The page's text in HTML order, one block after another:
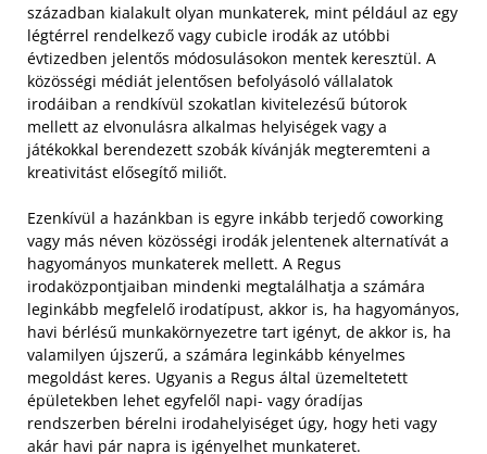
században kialakult olyan munkaterek, mint például az egy
légtérrel rendelkező vagy cubicle irodák az utóbbi
évtizedben jelentős módosulásokon mentek keresztül. A
közösségi médiát jelentősen befolyásoló vállalatok
irodáiban a rendkívül szokatlan kivitelezésű bútorok
mellett az elvonulásra alkalmas helyiségek vagy a
játékokkal berendezett szobák kívánják megteremteni a
kreativitást elősegítő miliőt.
Ezenkívül a hazánkban is egyre inkább terjedő coworking
vagy más néven közösségi irodák jelentenek alternatívát a
hagyományos munkaterek mellett. A Regus
irodaközpontjaiban mindenki megtalálhatja a számára
leginkább megfelelő irodatípust, akkor is, ha hagyományos,
havi bérlésű munkakörnyezetre tart igényt, de akkor is, ha
valamilyen újszerű, a számára leginkább kényelmes
megoldást keres. Ugyanis a Regus által üzemeltetett
épületekben lehet egyfelől napi- vagy óradíjas
rendszerben bérelni irodahelyiséget úgy, hogy heti vagy
akár havi pár napra is igényelhet munkateret.